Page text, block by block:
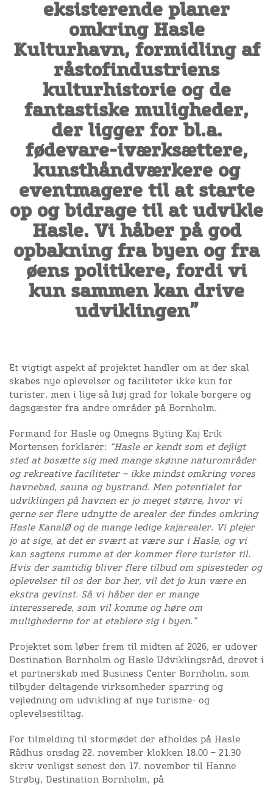
eksisterende planer
omkring Hasle
Kulturhavn, formidling af
råstofindustriens
kulturhistorie og de
fantastiske muligheder,
der ligger for bl.a.
fødevare-iværksættere,
kunsthåndværkere og
eventmagere til at starte
op og bidrage til at udvikle
Hasle. Vi håber på god
opbakning fra byen og fra
øens politikere, fordi vi
kun sammen kan drive
udviklingen”
Et vigtigt aspekt af projektet handler om at der skal
skabes nye oplevelser og faciliteter ikke kun for
turister, men i lige så høj grad for lokale borgere og
dagsgæster fra andre områder på Bornholm.
Formand for Hasle og Omegns Byting Kaj Erik
Mortensen forklarer: “Hasle er kendt som et dejligt
sted at bosætte sig med mange skønne naturområder
og rekreative faciliteter – ikke mindst omkring vores
havnebad, sauna og bystrand. Men potentialet for
udviklingen på havnen er jo meget større, hvor vi
gerne ser flere udnytte de arealer der findes omkring
Hasle KanalØ og de mange ledige kajarealer. Vi plejer
jo at sige, at det er svært at være sur i Hasle, og vi
kan sagtens rumme at der kommer flere turister til.
Hvis der samtidig bliver flere tilbud om spisesteder og
oplevelser til os der bor her, vil det jo kun være en
ekstra gevinst. Så vi håber der er mange
interesserede, som vil komme og høre om
mulighederne for at etablere sig i byen.”
Projektet som løber frem til midten af 2026, er udover
Destination Bornholm og Hasle Udviklingsråd, drevet i
et partnerskab med Business Center Bornholm, som
tilbyder deltagende virksomheder sparring og
vejledning om udvikling af nye turisme- og
oplevelsestiltag.
For tilmelding til stormødet der afholdes på Hasle
Rådhus onsdag 22. november klokken 18.00 – 21.30
skriv venligst senest den 17. november til Hanne
Strøby, Destination Bornholm, på